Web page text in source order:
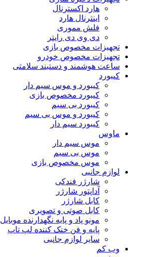
هارد اکسترنال
اینترنال هارد
فلش مموری
دی وی دی رایتر
تجهیزات مخصوص بازی
تجهیزات مخصوص خودرو
ساعت هوشمند و دستبند سلامتی
کیبورد
کیبورد و موس سیم دار
کیبورد مخصوص بازی
کیبورد بی سیم
کیبورد و موس بی سیم
کیبورد سیم دار
ماوس
موس سیم دار
موس بی سیم
موس مخصوص بازی
لوازم جانبی
شارژر فندکی
آداپتور شارژر
کابل شارژر
کابل صوتی و تصویری
مونو پاد و پایه نگهدارنده موبایل
پایه و فن خنک کننده لپ تاپ
سایر لوازم جانبی
وب کم